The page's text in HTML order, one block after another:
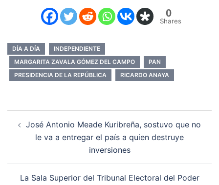
0
Shares
DÍA A DÍA
INDEPENDIENTE
MARGARITA ZAVALA GÓMEZ DEL CAMPO
PAN
PRESIDENCIA DE LA REPÚBLICA
RICARDO ANAYA
de
entradas
José Antonio Meade Kuribreña, sostuvo que no
le va a entregar el país a quien destruye
inversiones
La Sala Superior del Tribunal Electoral del Poder